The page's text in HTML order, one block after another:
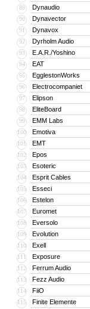
89 Dynaudio
90 Dynavector
91 Dynavox
92 Dyrholm Audio
93 E.A.R./Yoshino
94 EAT
95 EgglestonWorks
96 Electrocompaniet
97 Elipson
98 EliteBoard
99 EMM Labs
100 Emotiva
101 EMT
102 Epos
103 Esoteric
104 Esprit Cables
105 Esseci
106 Estelon
107 Euromet
108 Eversolo
109 Evolution
110 Exell
111 Exposure
112 Ferrum Audio
113 Fezz Audio
114 FiiO
115 Finite Elemente